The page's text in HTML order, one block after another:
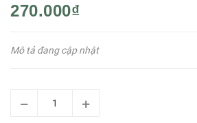
270.000₫
Mô tả đang cập nhật